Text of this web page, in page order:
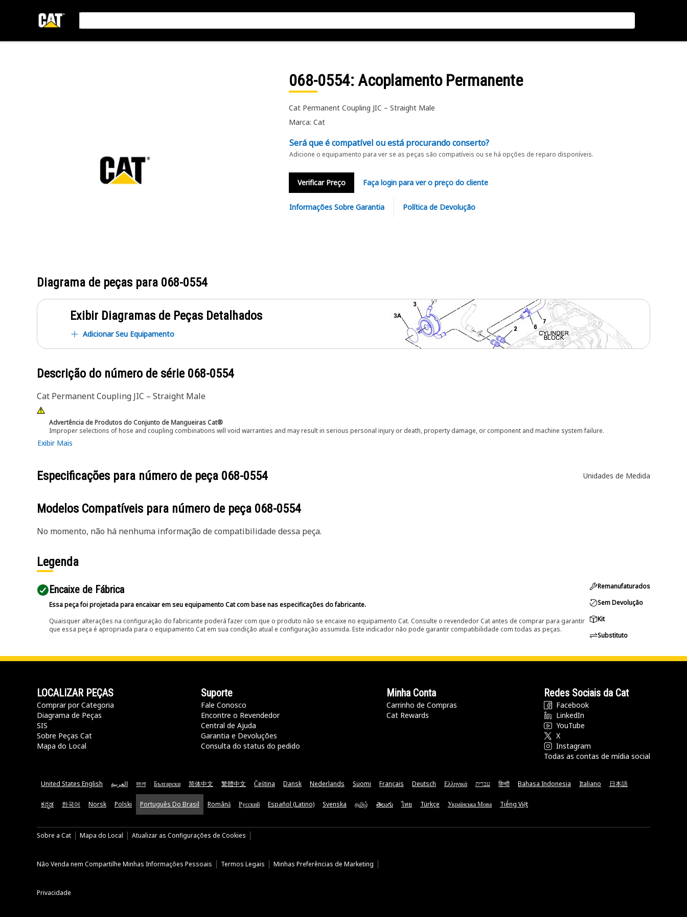
068-0554: Acoplamento Permanente
Cat Permanent Coupling JIC – Straight Male
Marca: Cat
Será que é compatível ou está procurando conserto?
Adicione o equipamento para ver se as peças são compatíveis ou se há opções de reparo disponíveis.
Verificar Preço Faça login para ver o preço do cliente
Informações Sobre Garantia Política de Devolução
Diagrama de peças para 068-0554
Exibir Diagramas de Peças Detalhados
Adicionar Seu Equipamento
Descrição do número de série 068-0554
Cat Permanent Coupling JIC – Straight Male
Advertência de Produtos do Conjunto de Mangueiras Cat®
Improper selections of hose and coupling combinations will void warranties and may result in serious personal injury or death, property damage, or component and machine system failure.
Exibir Mais
Especificações para número de peça 068-0554 Unidades de Medida
Modelos Compatíveis para número de peça 068-0554
No momento, não há nenhuma informação de compatibilidade dessa peça.
Legenda
Encaixe de Fábrica
Essa peça foi projetada para encaixar em seu equipamento Cat com base nas especificações do fabricante.
Quaisquer alterações na configuração do fabricante poderá fazer com que o produto não se encaixe no equipamento Cat. Consulte o revendedor Cat antes de comprar para garantir
que essa peça é apropriada para o equipamento Cat em sua condição atual e configuração assumida. Este indicador não pode garantir compatibilidade com todas as peças.
Remanufaturados
Sem Devolução
Kit
Substituto
LOCALIZAR PEÇAS
Comprar por Categoria
Diagrama de Peças
SIS
Sobre Peças Cat
Mapa do Local
Suporte
Fale Conosco
Encontre o Revendedor
Central de Ajuda
Garantia e Devoluções
Consulta do status do pedido
Minha Conta
Carrinho de Compras
Cat Rewards
Redes Sociais da Cat
Facebook
LinkedIn
YouTube
X
Instagram
Todas as contas de mídia social
United States English العربية বাংলা Български 简体中文 繁體中文 Čeština Dansk Nederlands Suomi Français Deutsch Ελληνικά עברית हिन्दी Bahasa Indonesia Italiano 日本語
ಕನ್ನಡ 한국어 Norsk Polski Português Do Brasil Română Русский Español (Latino) Svenska தமிழ் తెలుగు ไทย Türkçe Українська Мова Tiếng Việt
Sobre a Cat Mapa do Local Atualizar as Configurações de Cookies
Não Venda nem Compartilhe Minhas Informações Pessoais Termos Legais Minhas Preferências de Marketing
Privacidade